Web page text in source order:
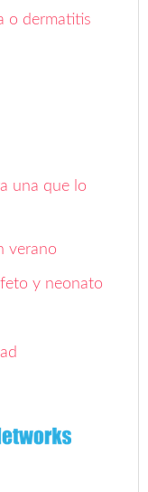
o dermatitis
una que lo
verano
y neonato